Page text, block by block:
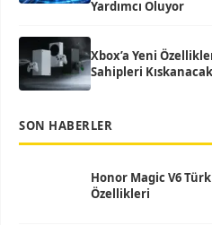
Yardımcı Oluyor
Xbox’a Yeni
Sahipleri Kıskanacak
SON HABERLER
Honor Magic V6
Özellikleri